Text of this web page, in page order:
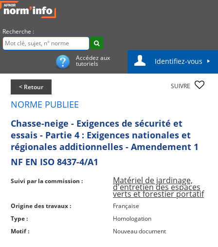
Recherche :
Accédez aux
tutoriels Identifiez-vous
< Retour SUIVRE
NORME PUBLIEE
Chasse-neige - Exigences de sécurité et
essais - Partie 4 : Exigences nationales et
régionales additionnelles - Amendement 1
NF EN ISO 8437-4/A1
Suivi par la commission : Matériel de jardinage,
d'entretien des espaces
verts et forestier portatif
Origine des travaux :
Française
Type :
Homologation
Motif :
Nouveau document